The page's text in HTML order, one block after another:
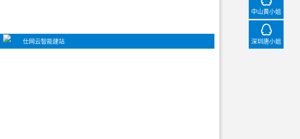
中山黄小姐
深圳唐小姐